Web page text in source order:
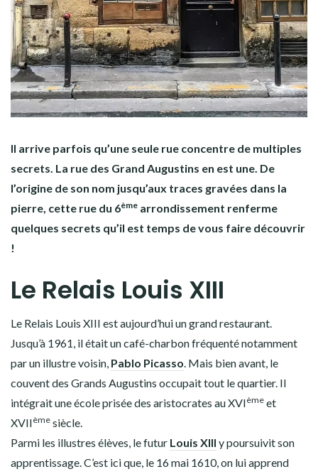
Il arrive parfois qu’une seule rue concentre de multiples
secrets. La rue des Grand Augustins en est une. De
l’origine de son nom jusqu’aux traces gravées dans la
pierre, cette rue du 6ème arrondissement renferme
quelques secrets qu’il est temps de vous faire découvrir
!
Le Relais Louis XIII
Le Relais Louis XIII est aujourd’hui un grand restaurant.
Jusqu’à 1961, il était un café-charbon fréquenté notamment
par un illustre voisin, Pablo Picasso . Mais bien avant, le
couvent des Grands Augustins occupait tout le quartier. Il
intégrait une école prisée des aristocrates au XVIème et
XVIIème siècle.
Parmi les illustres élèves, le futur Louis XIII y poursuivit son
apprentissage. C’est ici que, le 16 mai 1610, on lui apprend